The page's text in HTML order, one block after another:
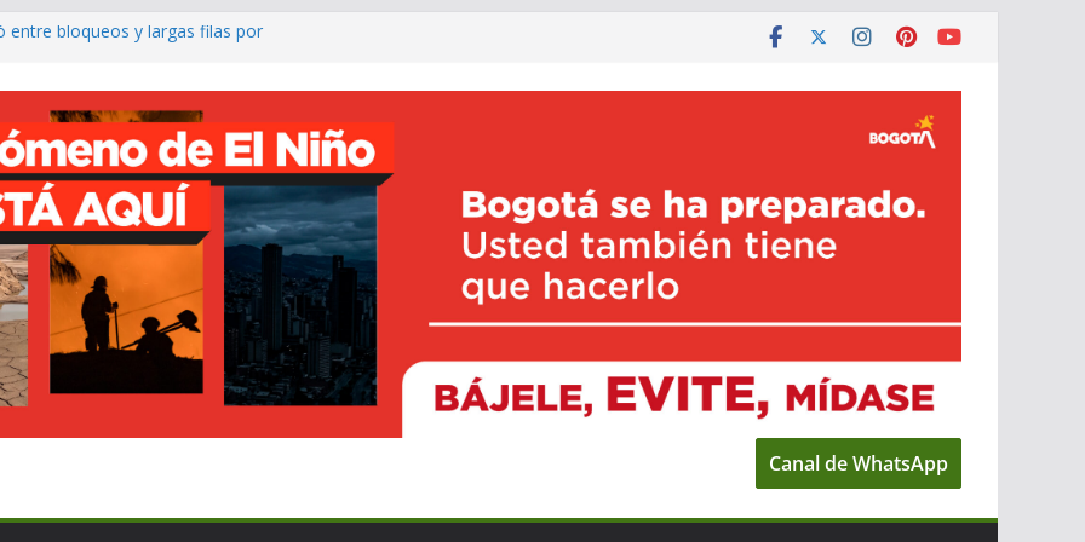
entre bloqueos y largas filas por
Mojana con el nuevo Centro de
Majagual
contaminación de ríos por
Dagua
del ELN para atemorizar en
Canal de WhatsApp